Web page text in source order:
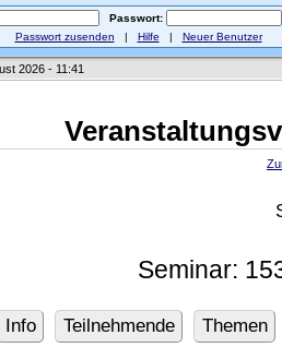
Passwort:
Passwort zusenden | Hilfe | Neuer Benutzer
2026 - 11:41
Seminar:
Info Teilnehmende Themen